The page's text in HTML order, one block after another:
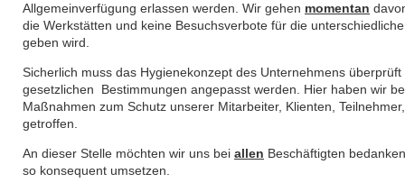
Allgemeinverfügung erlassen werden. Wir gehen momentan
die Werkstätten und keine Besuchsverbote für die
geben wird.
Sicherlich muss das Hygienekonzept des Unternehmens
gesetzlichen Bestimmungen angepasst werden. Hier haben wir
Maßnahmen zum Schutz unserer Mitarbeiter, Klienten,
getroffen.
An dieser Stelle möchten wir uns bei allen Beschäftigten
so konsequent umsetzen.